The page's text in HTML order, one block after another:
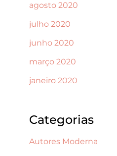
agosto 2020
julho 2020
junho 2020
março 2020
janeiro 2020
Categorias
Autores Moderna